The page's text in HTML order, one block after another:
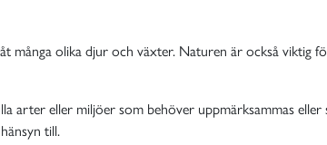
många olika djur och växter. Naturen är också viktig
arter eller miljöer som behöver uppmärksammas eller
till.